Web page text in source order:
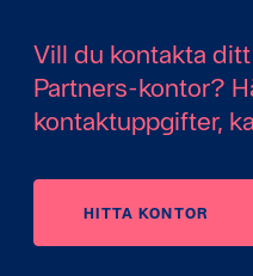
Vill du kontakta
Partners-kontor?
kontaktuppgifter,
HITTA KONTOR